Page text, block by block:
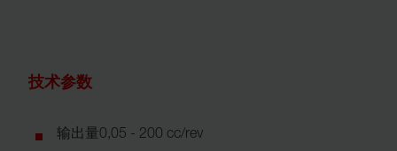
技术参数
输出量0,05 - 200 cc/rev